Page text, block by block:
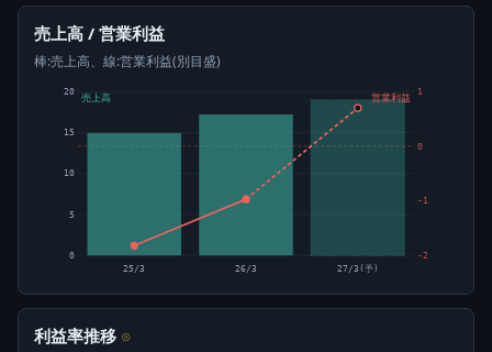
売上高 / 営業利益
棒:売上高、線:営業利益(別目盛)
0
5
10
15
20
-2
-1
0
1
25/3 26/3 27/3(予)
売上高 営業利益
利益率推移 ⊙